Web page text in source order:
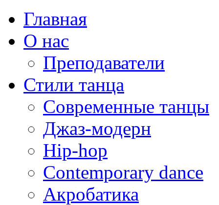
Главная
О нас
Преподаватели
Стили танца
Современные танцы
Джаз-модерн
Hip-hop
Contemporary dance
Акробатика